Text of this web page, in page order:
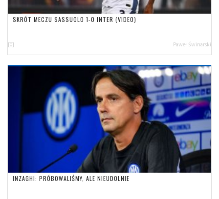
SKRÓT MECZU SASSUOLO 1-0 INTER (VIDEO)
[0] Paweł Świnarski
INZAGHI: PRÓBOWALIŚMY, ALE NIEUDOLNIE